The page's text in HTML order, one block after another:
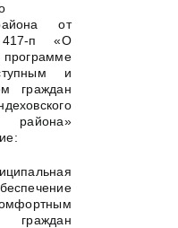
от
п «О
и
граждан
района»